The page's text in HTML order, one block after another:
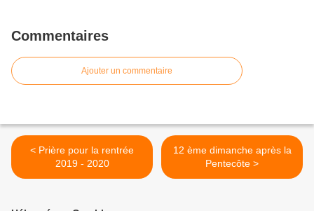
Commentaires
Ajouter un commentaire
< Prière pour la rentrée
2019 - 2020
12 ème dimanche après la
Pentecôte >